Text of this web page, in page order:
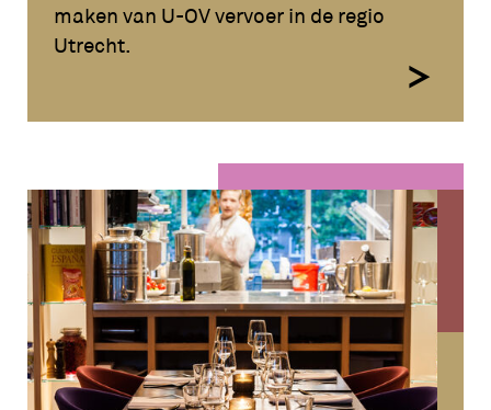
maken van U-OV vervoer in de regio
Utrecht.